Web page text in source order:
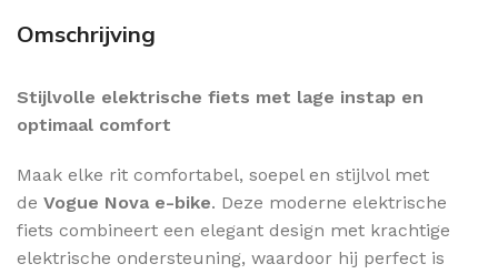
Omschrijving
Stijlvolle elektrische fiets met lage instap en
optimaal comfort
Maak elke rit comfortabel, soepel en stijlvol met
de Vogue Nova e-bike. Deze moderne elektrische
fiets combineert een elegant design met krachtige
elektrische ondersteuning, waardoor hij perfect is